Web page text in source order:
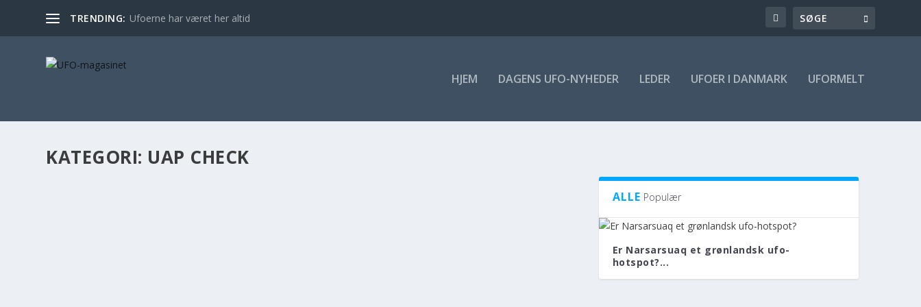
TRENDING: Ufoerne har været her altid
HJEM DAGENS UFO-NYHEDER LEDER UFOER I DANMARK UFORMELT
KATEGORI: UAP CHECK
ALLE Populær
Er Narsarsuaq et grønlandsk ufo-
hotspot?...